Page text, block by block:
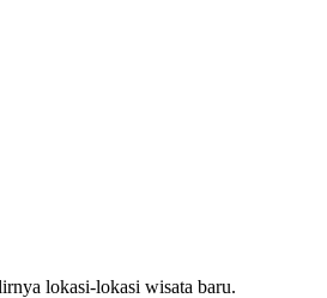
lokasi-lokasi wisata baru.